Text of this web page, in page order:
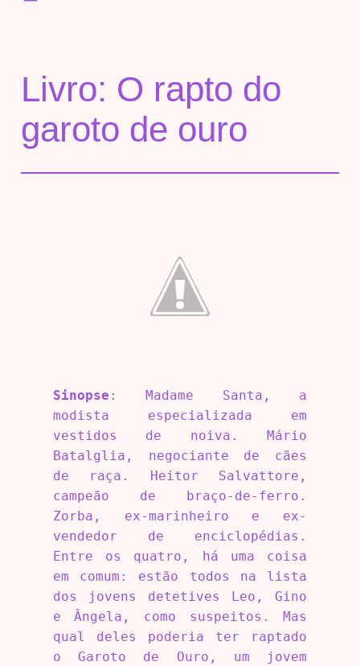
Livro: O rapto do
garoto de ouro
Sinopse : Madame Santa, a
modista especializada em
vestidos de noiva. Mário
Batalglia, negociante de cães
de raça. Heitor Salvattore,
campeão de braço-de-ferro.
Zorba, ex-marinheiro e ex-
vendedor de enciclopédias.
Entre os quatro, há uma coisa
em comum: estão todos na lista
dos jovens detetives Leo, Gino
e Ângela, como suspeitos. Mas
qual deles poderia ter raptado
o Garoto de Ouro, um jovem